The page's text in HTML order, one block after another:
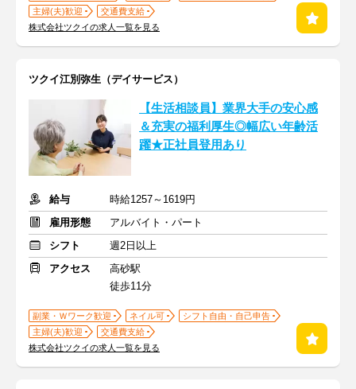
主婦(夫)歓迎
交通費支給
株式会社ツクイの求人一覧を見る
ツクイ江別弥生（デイサービス）
【生活相談員】業界大手の安心感
＆充実の福利厚生◎幅広い年齢活
躍★正社員登用あり
給与
時給1257～1619円
雇用形態
アルバイト・パート
シフト
週2日以上
アクセス
高砂駅
徒歩11分
副業・Ｗワーク歓迎 ネイル可
シフト自由・自己申告
主婦(夫)歓迎
交通費支給
株式会社ツクイの求人一覧を見る